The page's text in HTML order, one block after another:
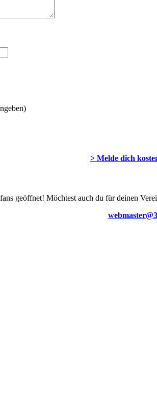
> Melde dich
geöffnet! Möchtest auch du für deinen